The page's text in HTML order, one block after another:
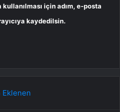
için adım, e-posta
kaydedilsin.
Eklenen